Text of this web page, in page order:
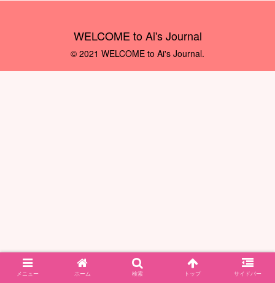
WELCOME to Ai's Journal
© 2021 WELCOME to Ai's Journal.
メニュー ホーム 検索 トップ サイドバー